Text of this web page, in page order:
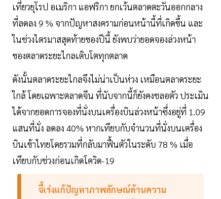
เที่ยวยุโรป อเมริกา แอฟริกา ยกเว้นตลาดตะวันออกกลาง
ที่ลดลง 9 % จากปัญหาสงครามก่อนหน้านี้ที่เกิดขึ้น และ
ในช่วงไตรมาสสุดท้ายของปีนี้ ยังพบว่ายอดจองล่วงหน้า
ของตลาดระยะไกลเติบโตทุกตลาด
ดังนั้นตลาดระยะไกลจึงไม่น่าเป็นห่วง เหมือนตลาดระยะ
ใกล้ โดยเฉพาะตลาดจีน ที่นับจากนี้ก็ยังคงชลอตัว ประเมิน
ได้จากยอดการจองที่นั่งบนเครื่องบินล่วงหน้าซึ่งอยู่ที่ 1.09
แสนที่นั่ง ลดลง 40% หากเทียบกับจำนวนที่นั่งบนเครื่อง
บินเข้าไทยโดยรวมที่กลับมาฟื้นตัวในระดับ 78 % เมื่อ
เทียบกับช่วงก่อนเกิดโควิด-19
จี้เร่งแก้ปัญหาภาพลักษณ์ด้านความ